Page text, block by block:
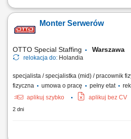
Obowiązki na stanowisku Obsługa
procesów planowania oraz kontroli produkcji
bazowej. Kontrola i analiza usterek
Monter Serwerów
OTTO Special Staffing Warszawa
relokacja do: Holandia
specjalista / specjalistka (mid) / pracownik
fizyczna
umowa o pracę pełny etat
aplikuj szybko
aplikuj bez CV
2 dni